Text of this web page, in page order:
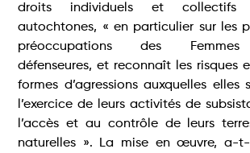
droits individuels et collectifs
autochtones, « en particulier sur les
préoccupations des Femmes
défenseures, et reconnaît les risques
formes d’agressions auxquelles elles
l’exercice de leurs activités de
l’accès et au contrôle de leurs
naturelles ». La mise en œuvre, a-